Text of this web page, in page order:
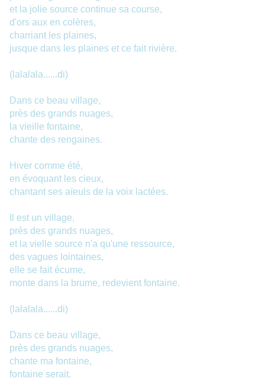
et la jolie source continue sa course,
d'ors aux en colères,
charriant les plaines,
jusque dans les plaines et ce fait rivière.
(lalalala......di)
Dans ce beau village,
près des grands nuages,
la vieille fontaine,
chante des rengaines.
Hiver comme été,
en évoquant les cieux,
chantant ses aïeuls de la voix lactées.
Il est un village,
près des grands nuages,
et la vielle source n'a qu'une ressource,
des vagues lointaines,
elle se fait écume,
monte dans la brume, redevient fontaine.
(lalalala......di)
Dans ce beau village,
près des grands nuages,
chante ma fontaine,
fontaine serait.